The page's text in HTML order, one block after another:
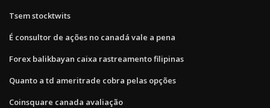
Tsem stocktwits
É consultor de ações no canadá vale a pena
Forex balikbayan caixa rastreamento filipinas
Quanto a td ameritrade cobra pelas opções
Coinsquare canada avaliação